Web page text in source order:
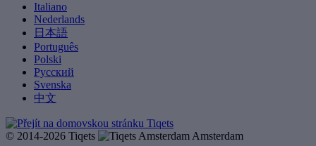
Italiano
Nederlands
日本語
Português
Polski
Русский
Svenska
中文
© 2014-2026 Tiqets
Amsterdam